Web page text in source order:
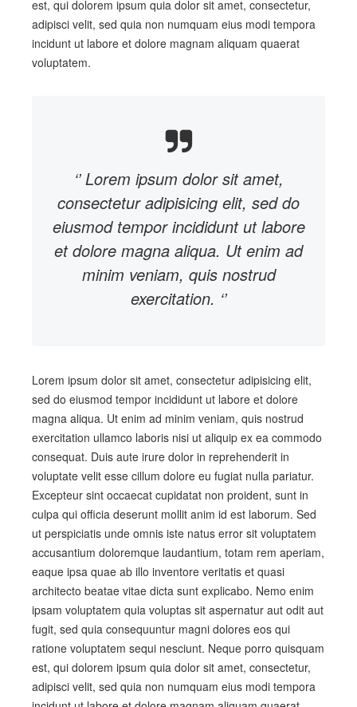
est, qui dolorem ipsum quia dolor sit amet, consectetur,
adipisci velit, sed quia non numquam eius modi tempora
incidunt ut labore et dolore magnam aliquam quaerat
voluptatem.
‘’ Lorem ipsum dolor sit amet,
consectetur adipisicing elit, sed do
eiusmod tempor incididunt ut labore
et dolore magna aliqua. Ut enim ad
minim veniam, quis nostrud
exercitation. ‘’
Lorem ipsum dolor sit amet, consectetur adipisicing elit,
sed do eiusmod tempor incididunt ut labore et dolore
magna aliqua. Ut enim ad minim veniam, quis nostrud
exercitation ullamco laboris nisi ut aliquip ex ea commodo
consequat. Duis aute irure dolor in reprehenderit in
voluptate velit esse cillum dolore eu fugiat nulla pariatur.
Excepteur sint occaecat cupidatat non proident, sunt in
culpa qui officia deserunt mollit anim id est laborum. Sed
ut perspiciatis unde omnis iste natus error sit voluptatem
accusantium doloremque laudantium, totam rem aperiam,
eaque ipsa quae ab illo inventore veritatis et quasi
architecto beatae vitae dicta sunt explicabo. Nemo enim
ipsam voluptatem quia voluptas sit aspernatur aut odit aut
fugit, sed quia consequuntur magni dolores eos qui
ratione voluptatem sequi nesciunt. Neque porro quisquam
est, qui dolorem ipsum quia dolor sit amet, consectetur,
adipisci velit, sed quia non numquam eius modi tempora